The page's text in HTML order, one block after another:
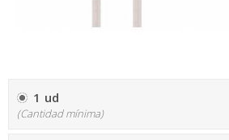
1 ud
(Cantidad mínima)